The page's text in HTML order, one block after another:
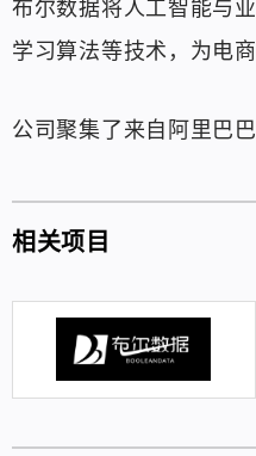
布尔数据将人工智能与
学习算法等技术，为电
公司聚集了来自阿里巴
相关项目